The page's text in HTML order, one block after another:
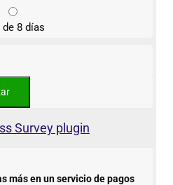
de 8 días
Survey plugin
más en un servicio de pagos